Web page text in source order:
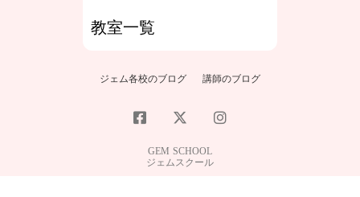
教室一覧
ジェム各校のブログ 講師のブログ
GEM SCHOOL
ジェムスクール